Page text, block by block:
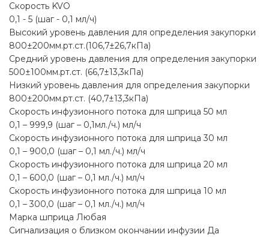
Скорость KVO
0,1 - 5 (шаг - 0,1 мл/ч)
Высокий уровень давления для определения закупорки
800±200мм.рт.ст.(106,7±26,7кПа)
Средний уровень давления для определения закупорки
500±100мм.рт.ст. (66,7±13,3кПа)
Низкий уровень давления для определения закупорки
800±200мм.рт.ст. (40,7±13,3кПа)
Скорость инфузионного потока для шприца 50 мл
0,1 – 999,9 (шаг – 0,1мл./ч.) мл/ч
Скорость инфузионного потока для шприца 30 мл
0,1 – 900,0 (шаг – 0,1 мл./ч.) мл/ч
Скорость инфузионного потока для шприца 20 мл
0,1 – 600,0 (шаг – 0,1 мл./ч.) мл/ч
Скорость инфузионного потока для шприца 10 мл
0,1 – 300,0 (шаг – 0,1 мл./ч.) мл/ч
Марка шприца Любая
Сигнализация о близком окончании инфузии Да